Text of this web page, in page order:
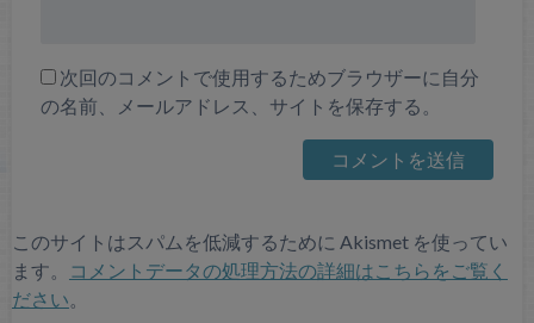
次回のコメントで使用するためブラウザーに自分
の名前、メールアドレス、サイトを保存する。
このサイトはスパムを低減するために Akismet を使ってい
ます。
コメントデータの処理方法の詳細はこちらをご覧く
ださい。